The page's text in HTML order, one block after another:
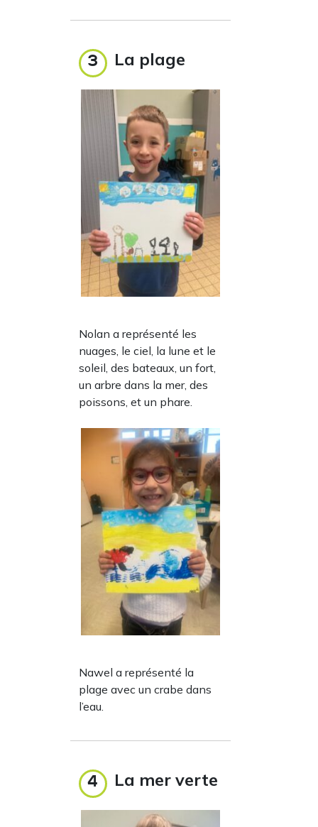
3 La plage
Nolan a représenté les
nuages, le ciel, la lune et le
soleil, des bateaux, un fort,
un arbre dans la mer, des
poissons, et un phare.
Nawel a représenté la
plage avec un crabe dans
l’eau.
4 La mer verte